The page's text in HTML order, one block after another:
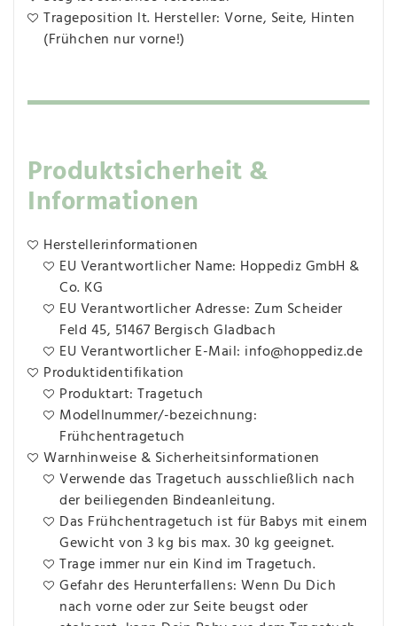
Trageposition lt. Hersteller: Vorne, Seite, Hinten
(Frühchen nur vorne!)
Produktsicherheit &
Informationen
Herstellerinformationen
EU Verantwortlicher Name: Hoppediz GmbH &
Co. KG
EU Verantwortlicher Adresse: Zum Scheider
Feld 45, 51467 Bergisch Gladbach
EU Verantwortlicher E-Mail: info@hoppediz.de
Produktidentifikation
Produktart: Tragetuch
Modellnummer/-bezeichnung:
Frühchentragetuch
Warnhinweise & Sicherheitsinformationen
Verwende das Tragetuch ausschließlich nach
der beiliegenden Bindeanleitung.
Das Frühchentragetuch ist für Babys mit einem
Gewicht von 3 kg bis max. 30 kg geeignet.
Trage immer nur ein Kind im Tragetuch.
Gefahr des Herunterfallens: Wenn Du Dich
nach vorne oder zur Seite beugst oder